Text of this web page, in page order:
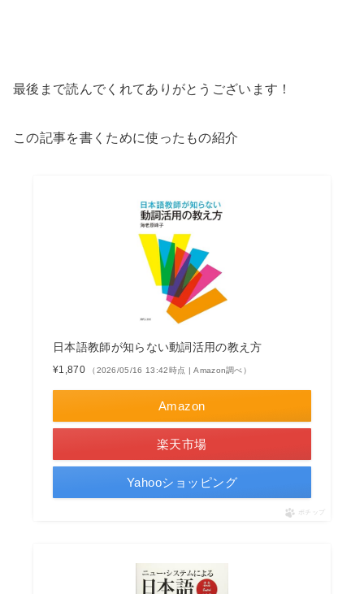
最後まで読んでくれてありがとうございます！
この記事を書くために使ったもの紹介
日本語教師が知らない動詞活用の教え方
¥1,870 （2026/05/16 13:42時点 | Amazon調べ）
Amazon
楽天市場
Yahooショッピング
ポチップ